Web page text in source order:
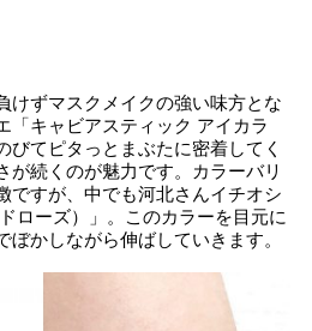
けずマスクメイクの強い味方とな
「キャビアスティック アイカラ
びてピタっとまぶたに密着してく
が続くのが魅力です。カラーバリ
ですが、中でも河北さんイチオシ
ローズ）」。このカラーを目元に
かしながら伸ばしていきます。